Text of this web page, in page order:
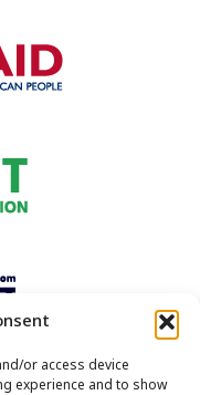
or access device
experience and to show